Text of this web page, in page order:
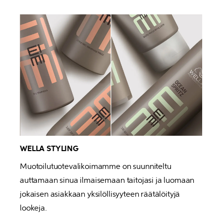
WELLA STYLING
Muotoilutuotevalikoimamme on suunniteltu
auttamaan sinua ilmaisemaan taitojasi ja luomaan
jokaisen asiakkaan yksilöllisyyteen räätälöityjä
lookeja.